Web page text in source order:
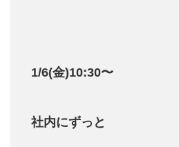
1/6(金)10:30〜
社内にずっと